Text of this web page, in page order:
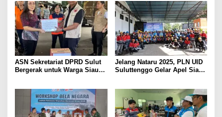
ASN Sekretariat DPRD Sulut
Bergerak untuk Warga Siau
Jelang Nataru 2025, PLN UID
Suluttenggo Gelar Apel Siaga